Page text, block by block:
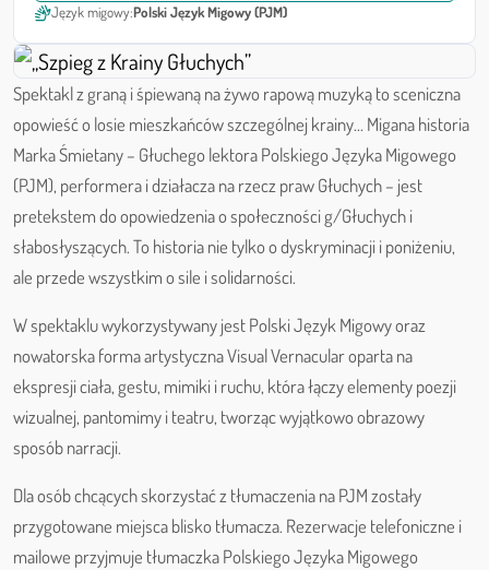
sign_languageJęzyk migowy:Polski Język Migowy (PJM)
Spektakl z graną i śpiewaną na żywo rapową muzyką to sceniczna
opowieść o losie mieszkańców szczególnej krainy... Migana historia
Marka Śmietany – Głuchego lektora Polskiego Języka Migowego
(PJM), performera i działacza na rzecz praw Głuchych – jest
pretekstem do opowiedzenia o społeczności g/Głuchych i
słabosłyszących. To historia nie tylko o dyskryminacji i poniżeniu,
ale przede wszystkim o sile i solidarności.
W spektaklu wykorzystywany jest Polski Język Migowy oraz
nowatorska forma artystyczna Visual Vernacular oparta na
ekspresji ciała, gestu, mimiki i ruchu, która łączy elementy poezji
wizualnej, pantomimy i teatru, tworząc wyjątkowo obrazowy
sposób narracji.
Dla osób chcących skorzystać z tłumaczenia na PJM zostały
przygotowane miejsca blisko tłumacza. Rezerwacje telefoniczne i
mailowe przyjmuje tłumaczka Polskiego Języka Migowego